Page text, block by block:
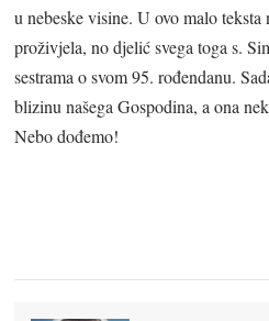
u nebeske visine. U ovo malo teksta
proživjela, no djelić svega toga s.
sestrama o svom 95. rođendanu.
blizinu našega Gospodina, a ona
Nebo dođemo!